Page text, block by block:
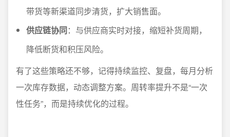
带货等新渠道同步清货，扩大销售面。
供应链协同：与供应商实时对接，缩短补货周期，
降低断货和积压风险。
有了这些策略还不够，记得持续监控、复盘，每月分析
一次库存数据，动态调整方案。周转率提升不是“一次
性任务”，而是持续优化的过程。